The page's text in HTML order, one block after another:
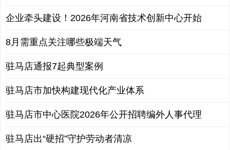
企业牵头建设！2026年河南省技术创新中心开始
8月需重点关注哪些极端天气
驻马店通报7起典型案例
驻马店市加快构建现代化产业体系
驻马店市中心医院2026年公开招聘编外人事代理
驻马店出“硬招”守护劳动者清凉